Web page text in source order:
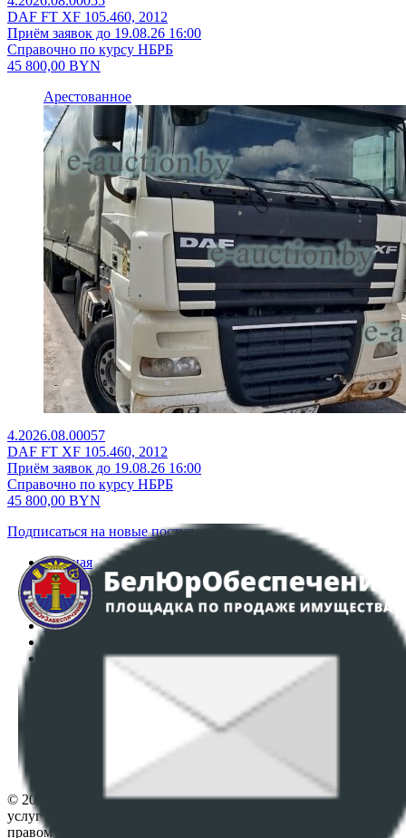
DAF FT XF 105.460, 2012
Приём заявок до 19.08.26 16:00
Справочно по курсу НБРБ
45 800,00 BYN
Арестованное
4.2026.08.00057
DAF FT XF 105.460, 2012
Приём заявок до 19.08.26 16:00
Справочно по курсу НБРБ
45 800,00 BYN
Подписаться на новые поступления
Главная
Аукционы
Интернет-магазин
Регламент организации и проведения торгов
Политика в отношении обработки персональных
ПОЛОЖЕНИЕ О ПОЛИТИКЕ ОБРАБОТКИ COOKIE-
Настройки cookie-файлов
© 2026 Республиканское унитарное предприятие по оказанию
услуг "БелЮрОбеспечение" - Все права защищены авторским
правом